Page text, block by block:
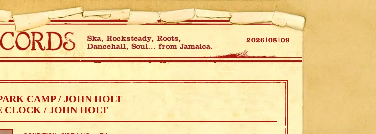
CAMP / JOHN HOLT
CLOCK / JOHN HOLT